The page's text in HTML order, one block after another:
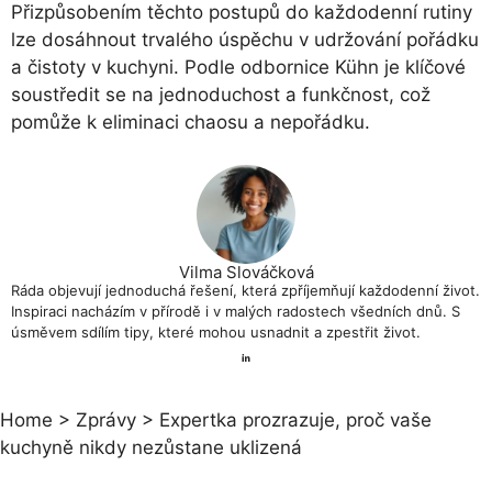
Přizpůsobením těchto postupů do každodenní rutiny
lze dosáhnout trvalého úspěchu v udržování pořádku
a čistoty v kuchyni. Podle odbornice Kühn je klíčové
soustředit se na jednoduchost a funkčnost, což
pomůže k eliminaci chaosu a nepořádku.
Vilma Slováčková
Ráda objevují jednoduchá řešení, která zpříjemňují každodenní život.
Inspiraci nacházím v přírodě i v malých radostech všedních dnů. S
úsměvem sdílím tipy, které mohou usnadnit a zpestřit život.
Home > Zprávy > Expertka prozrazuje, proč vaše
kuchyně nikdy nezůstane uklizená